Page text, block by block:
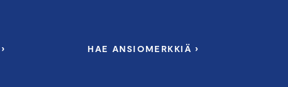
HAE ANSIOMERKKIÄ ›